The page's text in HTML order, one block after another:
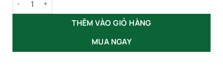
THÊM VÀO GIỎ HÀNG
MUA NGAY